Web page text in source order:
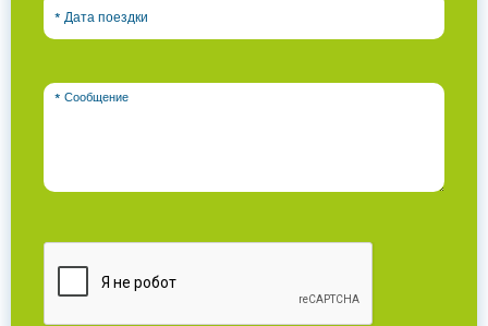
* Дата поездки
* Сообщение